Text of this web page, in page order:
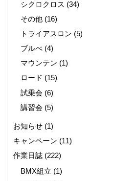
シクロクロス (34)
その他 (16)
トライアスロン (5)
ブルべ (4)
マウンテン (1)
ロード (15)
試乗会 (6)
講習会 (5)
お知らせ(1)
キャンペーン (11)
作業日誌(222)
BMX組立 (1)